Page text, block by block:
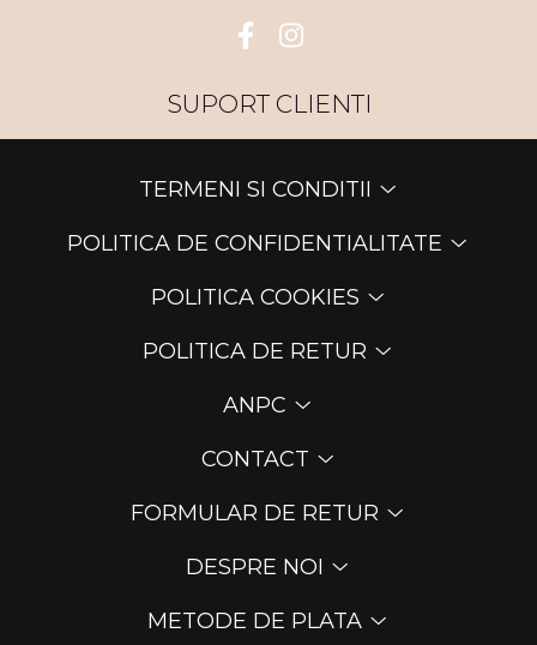
SUPORT CLIENTI
TERMENI SI CONDITII
POLITICA DE CONFIDENTIALITATE
POLITICA COOKIES
POLITICA DE RETUR
ANPC
CONTACT
FORMULAR DE RETUR
DESPRE NOI
METODE DE PLATA